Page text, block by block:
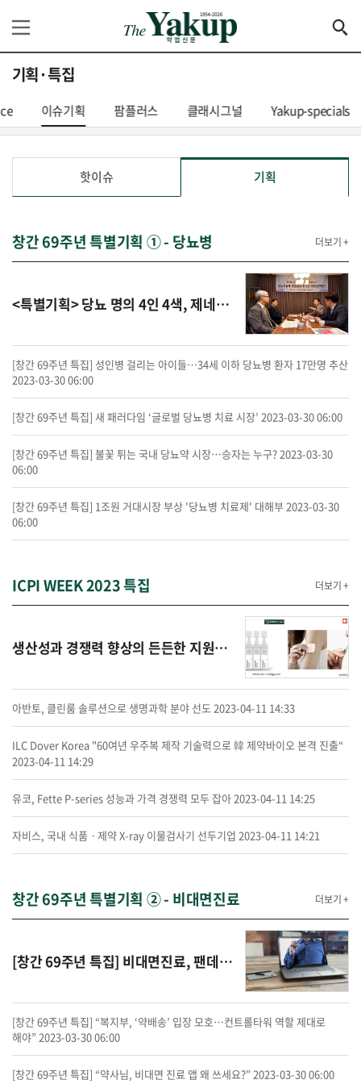
기획·특집
이슈기획 팜플러스 클래시그널 Yakup-specials
핫이슈 기획
창간 69주년 특별기획 ① - 당뇨병 더보기 +
<특별기획> 당뇨 명의 4인 4색, 제네릭 봇물 당뇨병 약 처방 대책은?
[창간 69주년 특집] 성인병 걸리는 아이들…34세 이하 당뇨병 환자 17만명 추산
2023-03-30 06:00
[창간 69주년 특집] 새 패러다임 ‘글로벌 당뇨병 치료 시장’ 2023-03-30 06:00
[창간 69주년 특집] 불꽃 튀는 국내 당뇨약 시장…승자는 누구?2023-03-30
06:00
[창간 69주년 특집] 1조원 거대시장 부상 '당뇨병 치료제' 대해부2023-03-30
06:00
ICPI WEEK 2023 특집 더보기 +
생산성과 경쟁력 향상의 든든한 지원군, 이노텍시스템
아반토, 클린룸 솔루션으로 생명과학 분야 선도2023-04-11 14:33
ILC Dover Korea "60여년 우주복 제작 기술력으로 韓 제약바이오 본격 진출“
2023-04-11 14:29
유코, Fette P-series 성능과 가격 경쟁력 모두 잡아2023-04-11 14:25
자비스, 국내 식품ㆍ제약 X-ray 이물검사기 선두기업 2023-04-11 14:21
창간 69주년 특별기획 ② - 비대면진료 더보기 +
[창간 69주년 특집] 비대면진료, 팬데믹 ‘조력자’서 엔데믹 ‘천덕꾸러기’로
[창간 69주년 특집] “복지부, ‘약배송’ 입장 모호…컨트롤타워 역할 제대로
해야”2023-03-30 06:00
[창간 69주년 특집] “약사님, 비대면 진료 앱 왜 쓰세요?”2023-03-30 06:00